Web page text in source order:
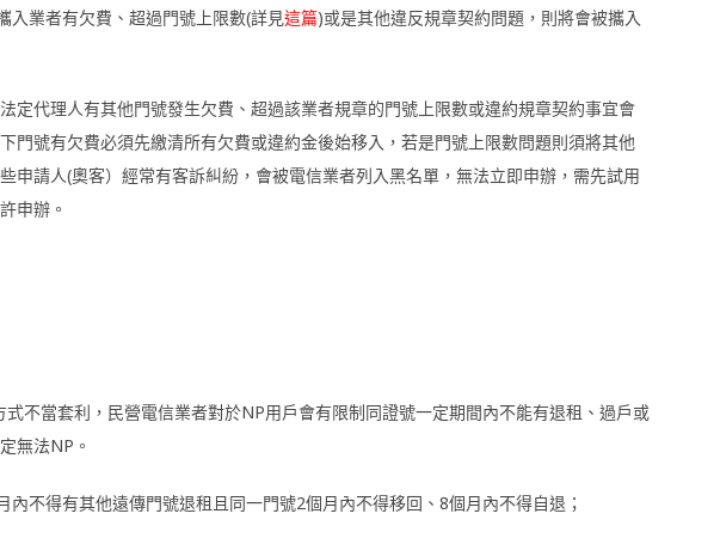
入業者有欠費、超過門號上限數(詳見這篇)或是其他違反規章契約問題，則將會被攜入
定代理人有其他門號發生欠費、超過該業者規章的門號上限數或違約規章契約事宜會
門號有欠費必須先繳清所有欠費或違約金後始移入，若是門號上限數問題則須將其他
申請人(奧客）經常有客訴糾紛，會被電信業者列入黑名單，無法立即申辦，需先試用
申辦。
不當套利，民營電信業者對於NP用戶會有限制同證號一定期間內不能有退租、過戶或
無法NP。
內不得有其他遠傳門號退租且同一門號2個月內不得移回、8個月內不得自退；